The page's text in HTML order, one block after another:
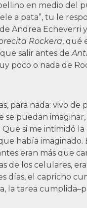
en medio del
a pata”, tu le
Andrea Echeverri
Rockera, qué
salir antes de
poco o nada de
para nada: vivo
puedan
Que si me intimidó
había
eran más que
de los celulares,
días, el capricho
la tarea